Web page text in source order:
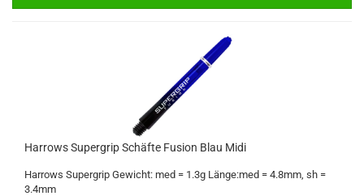
Har­rows Su­per­grip Schäf­te Fu­si­on Blau Midi
Har­rows Su­per­grip Ge­wicht: med = 1.3g Länge:med = 4.8mm, sh =
3.4mm